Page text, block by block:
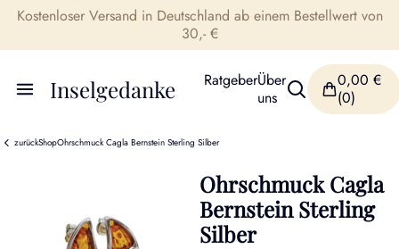
Kostenloser Versand in Deutschland ab einem Bestellwert von
30,- €
Inselgedanke RatgeberÜber
uns
0,00 €
(0)
zurückShopOhrschmuck Cagla Bernstein Sterling Silber
Ohrschmuck Cagla
Bernstein Sterling
Silber